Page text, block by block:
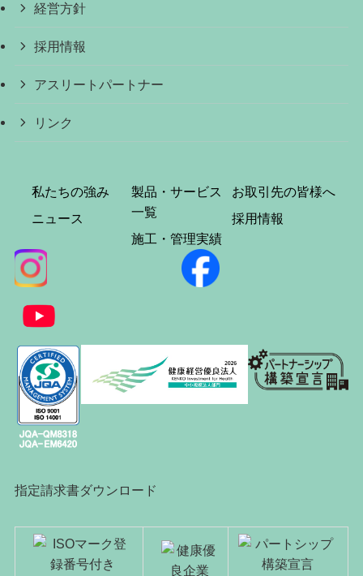
経営方針
採用情報
アスリートパートナー
リンク
私たちの強み
ニュース
製品・サービス
一覧
施工・管理実績
お取引先の皆様へ
採用情報
指定請求書ダウンロード